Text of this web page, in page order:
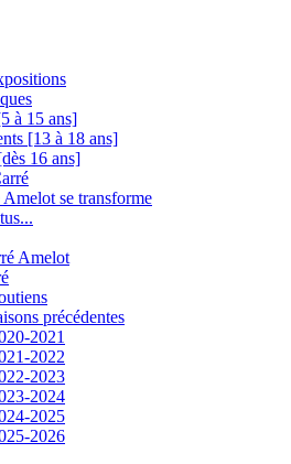
à 15 ans]
[13 à 18 ans]
16 ans]
se transforme
Amelot
précédentes
2021
2022
2023
2024
2025
2026